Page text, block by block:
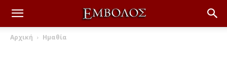
Αρχική Ημαθία